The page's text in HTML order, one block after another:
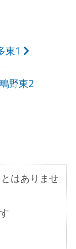
東1
野東2
はありませ